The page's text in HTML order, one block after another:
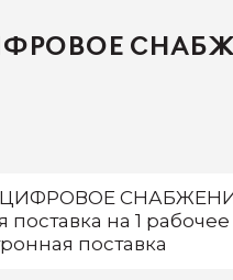
на 1 рабочее
поставка